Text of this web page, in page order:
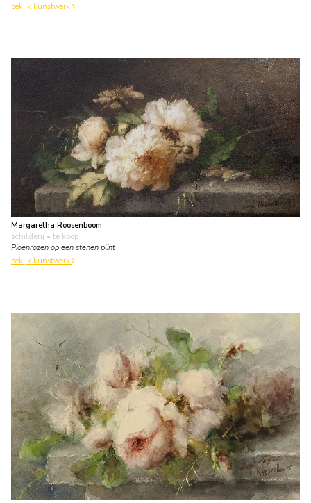
bekijk kunstwerk
Margaretha Roosenboom
schilderij • te koop
Pioenrozen op een stenen plint
bekijk kunstwerk